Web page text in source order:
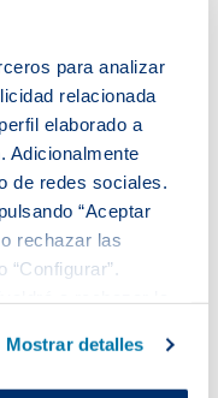
para analizar
relacionada
elaborado a
Adicionalmente
de redes sociales.
“Aceptar
rechazar las
“Configurar”.
web funcione y que
Mostrar detalles